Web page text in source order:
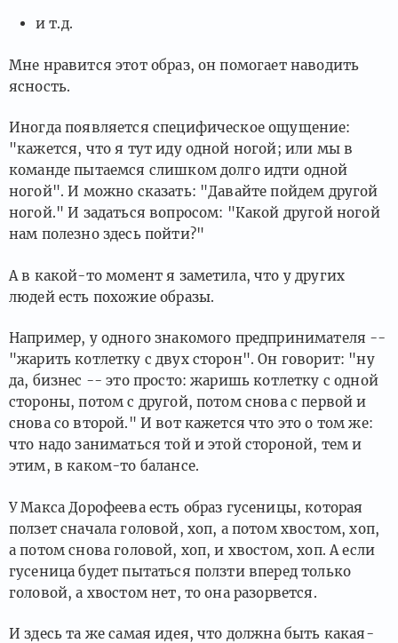
и т.д.
Мне нравится этот образ, он помогает наводить
ясность.
Иногда появляется специфическое ощущение:
"кажется, что я тут иду одной ногой; или мы в
команде пытаемся слишком долго идти одной
ногой". И можно сказать: "Давайте пойдем другой
ногой." И задаться вопросом: "Какой другой ногой
нам полезно здесь пойти?"
А в какой-то момент я заметила, что у других
людей есть похожие образы.
Например, у одного знакомого предпринимателя --
"жарить котлетку с двух сторон". Он говорит: "ну
да, бизнес -- это просто: жаришь котлетку с одной
стороны, потом с другой, потом снова с первой и
снова со второй." И вот кажется что это о том же:
что надо заниматься той и этой стороной, тем и
этим, в каком-то балансе.
У Макса Дорофеева есть образ гусеницы, которая
ползет сначала головой, хоп, а потом хвостом, хоп,
а потом снова головой, хоп, и хвостом, хоп. А если
гусеница будет пытаться ползти вперед только
головой, а хвостом нет, то она разорвется.
И здесь та же самая идея, что должна быть какая-